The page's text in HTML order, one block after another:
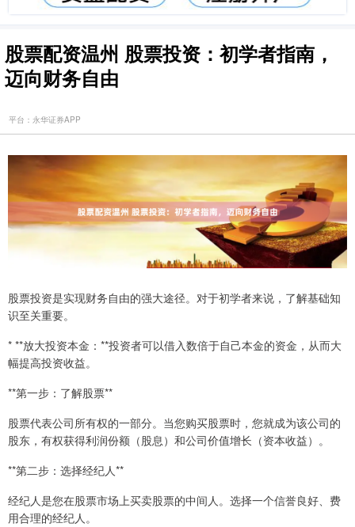
股票配资温州 股票投资：初学者指南，
迈向财务自由
平台：永华证券APP
股票投资是实现财务自由的强大途径。对于初学者来说，了解基础知
识至关重要。
* **放大投资本金：**投资者可以借入数倍于自己本金的资金，从而大
幅提高投资收益。
**第一步：了解股票**
股票代表公司所有权的一部分。当您购买股票时，您就成为该公司的
股东，有权获得利润份额（股息）和公司价值增长（资本收益）。
**第二步：选择经纪人**
经纪人是您在股票市场上买卖股票的中间人。选择一个信誉良好、费
用合理的经纪人。